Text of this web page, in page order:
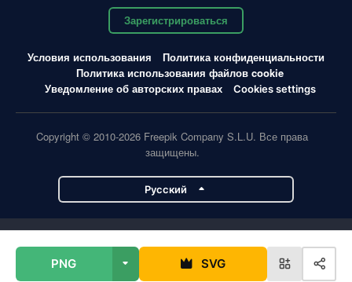
PNG SVG
Зарегистрироваться
Условия использования
Политика конфиденциальности
Политика использования файлов cookie
Уведомление об авторских правах
Cookies settings
Copyright © 2010-2026 Freepik Company S.L.U. Все права
защищены.
Pусский
Flaticon Slidesgo